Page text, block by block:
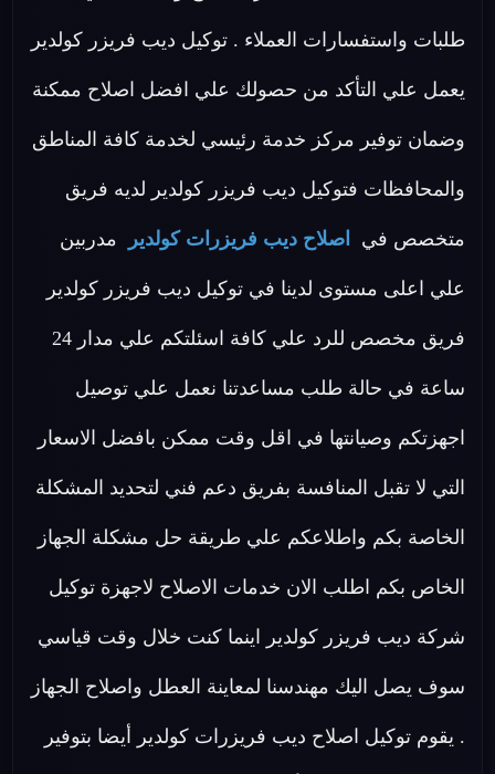
طلبات واستفسارات العملاء . توكيل ديب فريزر كولدير
يعمل علي التأكد من حصولك علي افضل اصلاح ممكنة
وضمان توفير مركز خدمة رئيسي لخدمة كافة المناطق
والمحافظات فتوكيل ديب فريزر كولدير لديه فريق
متخصص في اصلاح ديب فريزرات كولدير مدربين
علي اعلى مستوى لدينا في توكيل ديب فريزر كولدير
فريق مخصص للرد علي كافة اسئلتكم علي مدار 24
ساعة في حالة طلب مساعدتنا نعمل علي توصيل
اجهزتكم وصيانتها في اقل وقت ممكن بافضل الاسعار
التي لا تقبل المنافسة بفريق دعم فني لتحديد المشكلة
الخاصة بكم واطلاعكم علي طريقة حل مشكلة الجهاز
الخاص بكم اطلب الان خدمات الاصلاح لاجهزة توكيل
شركة ديب فريزر كولدير اينما كنت خلال وقت قياسي
سوف يصل اليك مهندسنا لمعاينة العطل واصلاح الجهاز
. يقوم توكيل اصلاح ديب فريزرات كولدير أيضا بتوفير